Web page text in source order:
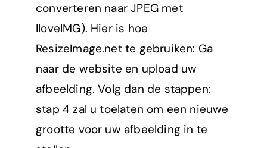
converteren naar JPEG met
IloveIMG). Hier is hoe
ResizeImage.net te gebruiken: Ga
naar de website en upload uw
afbeelding. Volg dan de stappen:
stap 4 zal u toelaten om een nieuwe
grootte voor uw afbeelding in te